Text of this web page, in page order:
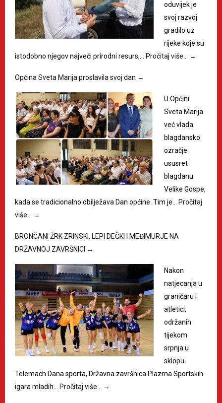
oduvijek je
svoj razvoj
gradilo uz
rijeke koje su
istodobno njegov najveći prirodni resurs,… Pročitaj više… →
Općina Sveta Marija proslavila svoj dan →
U Općini
Sveta Marija
već vlada
blagdansko
ozračje
ususret
blagdanu
Velike Gospe,
kada se tradicionalno obilježava Dan općine. Tim je… Pročitaj
više… →
BRONČANI ŽRK ZRINSKI, LEPI DEČKI I MEĐIMURJE NA
DRŽAVNOJ ZAVRŠNICI →
Nakon
natjecanja u
graničaru i
atletici,
održanih
tijekom
srpnja u
sklopu
Telemach Dana sporta, Državna završnica Plazma Sportskih
igara mladih… Pročitaj više… →